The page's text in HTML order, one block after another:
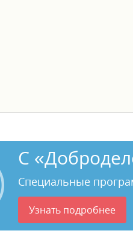
С
Специальные
Узнать подробнее